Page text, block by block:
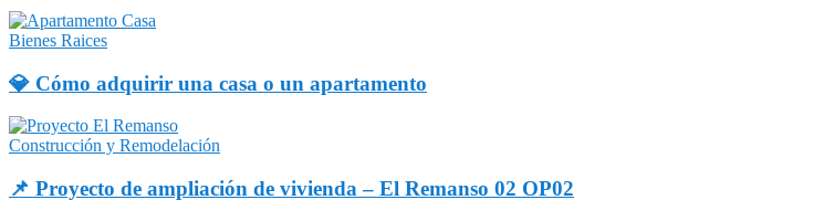
Bienes Raices
💎 Cómo adquirir una casa o un apartamento
Construcción y Remodelación
📌 Proyecto de ampliación de vivienda – El Remanso 02 OP02